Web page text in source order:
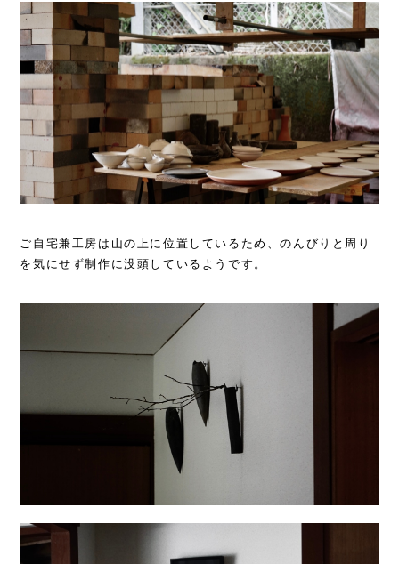
ご自宅兼工房は山の上に位置しているため、のんびりと周り
を気にせず制作に没頭しているようです。